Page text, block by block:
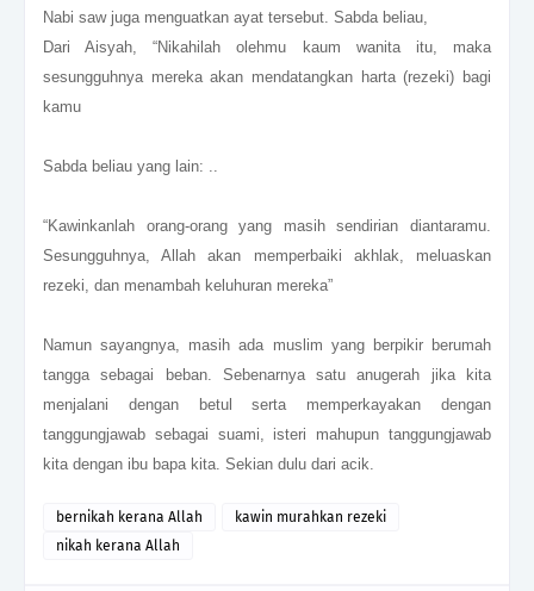
Nabi saw juga menguatkan ayat tersebut. Sabda beliau,
Dari Aisyah, “Nikahilah olehmu kaum wanita itu, maka
sesungguhnya mereka akan mendatangkan harta (rezeki) bagi
kamu
Sabda beliau yang lain: ..
“Kawinkanlah orang-orang yang masih sendirian diantaramu.
Sesungguhnya, Allah akan memperbaiki akhlak, meluaskan
rezeki, dan menambah keluhuran mereka”
Namun sayangnya, masih ada muslim yang berpikir berumah
tangga sebagai beban. Sebenarnya satu anugerah jika kita
menjalani dengan betul serta memperkayakan dengan
tanggungjawab sebagai suami, isteri mahupun tanggungjawab
kita dengan ibu bapa kita. Sekian dulu dari acik.
bernikah kerana Allah
kawin murahkan rezeki
nikah kerana Allah